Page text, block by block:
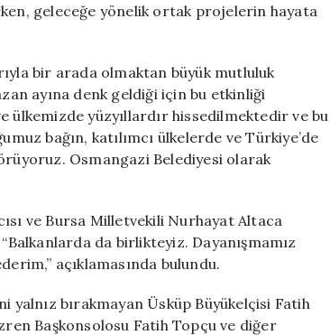
geleceğe yönelik ortak projelerin hayata
bir arada olmaktan büyük mutluluk
ayına denk geldiği için bu etkinliği
ülkemizde yüzyıllardır hissedilmektedir ve bu
bağın, katılımcı ülkelerde ve Türkiye’de
Osmangazi Belediyesi olarak
ve Bursa Milletvekili Nurhayat Altaca
da birlikteyiz. Dayanışmamız
açıklamasında bulundu.
yalnız bırakmayan Üsküp Büyükelçisi Fatih
Başkonsolosu Fatih Topçu ve diğer